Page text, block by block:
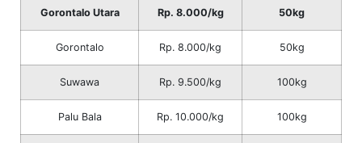
Gorontalo Utara Rp. 8.000/kg 50kg
Gorontalo Rp. 8.000/kg 50kg
Suwawa Rp. 9.500/kg 100kg
Palu Bala Rp. 10.000/kg 100kg